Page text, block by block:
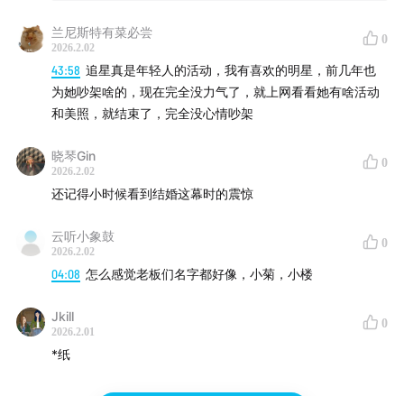
兰尼斯特有菜必尝
2026.2.02
0
43:58 追星真是年轻人的活动，我有喜欢的明星，前几年也
为她吵架啥的，现在完全没力气了，就上网看看她有啥活动
和美照，就结束了，完全没心情吵架
晓琴Gin
2026.2.02
0
还记得小时候看到结婚这幕时的震惊
云听小象鼓
2026.2.02
0
04:08 怎么感觉老板们名字都好像，小菊，小楼
Jkill
2026.2.01
0
*纸